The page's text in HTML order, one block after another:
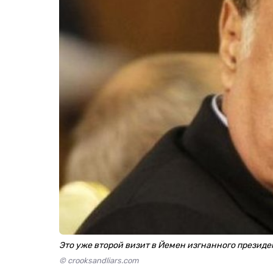
Это уже второй визит в Йемен изгнанного
© crooksandliars.com